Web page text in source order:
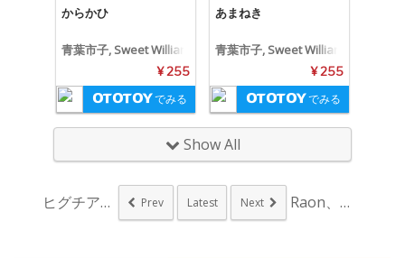
からかひ
青葉市子, Sweet William
¥ 255
でみる
あまねき
青葉市子, Sweet William
¥ 255
でみる
Show All
ヒグチアイ、新ALよ... Prev Latest Next Raon、新SG「白...